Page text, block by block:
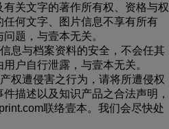
关文字的著作所有权、资格与权
何文字、图片信息不享有所有
题，与壹本无关。
息与档案资料的安全，不会任其
户自行泄露，与壹本无关。
权遭侵害之行为，请将所遭侵权
描述以及知识产品之合法声明，
联络壹本。我们会尽快处